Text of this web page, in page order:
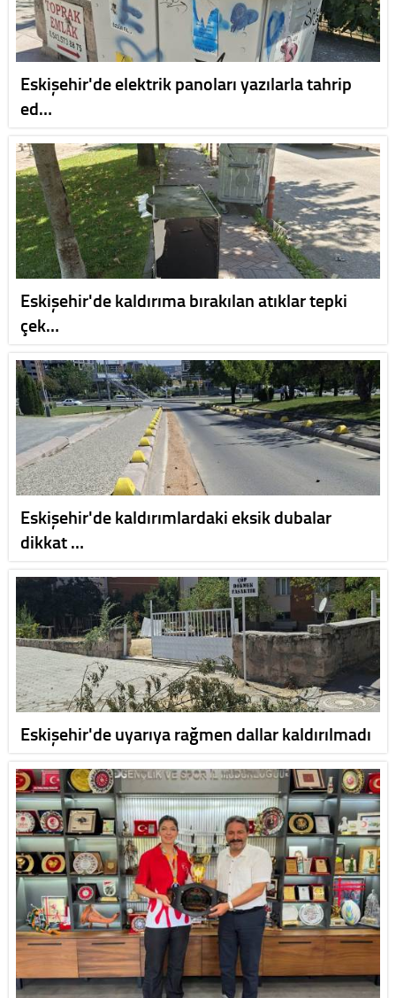
Eskişehir'de elektrik panoları yazılarla tahrip
ed…
Eskişehir'de kaldırıma bırakılan atıklar tepki
çek…
Eskişehir'de kaldırımlardaki eksik dubalar
dikkat …
Eskişehir'de uyarıya rağmen dallar kaldırılmadı